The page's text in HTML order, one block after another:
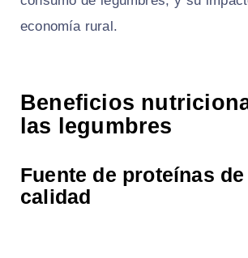
economía rural.
Beneficios
las legumbres
Fuente de proteínas
calidad